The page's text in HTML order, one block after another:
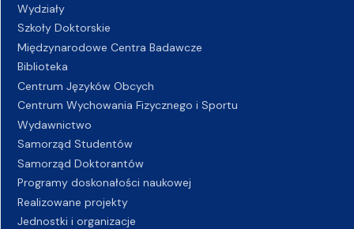
Wydziały
Szkoły Doktorskie
Międzynarodowe Centra Badawcze
Biblioteka
Centrum Języków Obcych
Centrum Wychowania Fizycznego i Sportu
Wydawnictwo
Samorząd Studentów
Samorząd Doktorantów
Programy doskonałości naukowej
Realizowane projekty
Jednostki i organizacje